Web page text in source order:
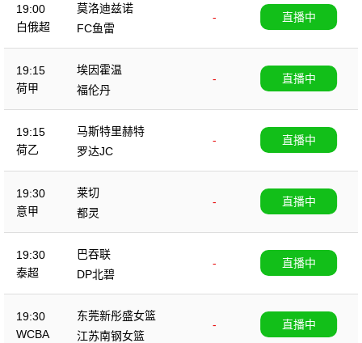
19:00
白俄超
莫洛迪兹诺
-
FC鱼雷
直播中
19:15
荷甲
埃因霍温
-
福伦丹
直播中
19:15
荷乙
马斯特里赫特
-
罗达JC
直播中
19:30
意甲
莱切
-
都灵
直播中
19:30
泰超
巴吞联
-
DP北碧
直播中
19:30
WCBA
东莞新彤盛女篮
-
江苏南钢女篮
直播中